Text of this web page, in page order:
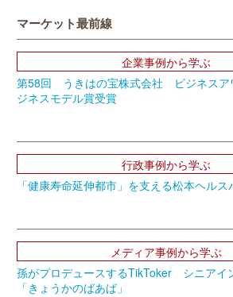
マーケット最前線
企業事例から学ぶ
第58回 うきはの宝株式会社 ビジネス
ジネスモデル賞受賞
行政事例から学ぶ
「健康寿命延伸都市」を支える松本ヘルス
メディア事例から学ぶ
孫がプロデュースするTikToker シニアイ
「きょうかのばあば」